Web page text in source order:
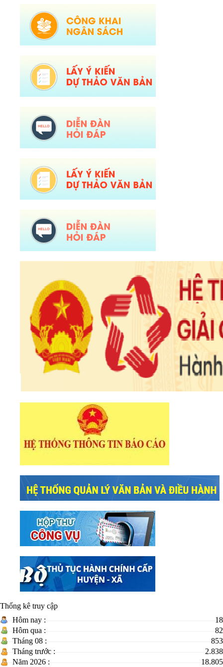
Thống kê truy cập
Hôm nay :
18
Hôm qua :
82
Tháng 08 :
853
Tháng trước :
2.838
Năm 2026 :
18.805